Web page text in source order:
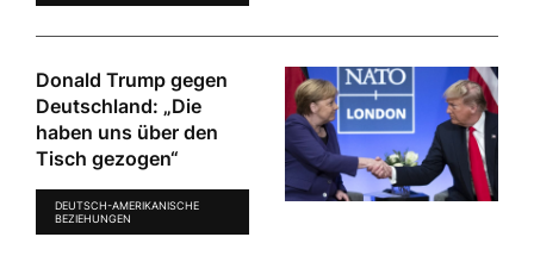
Donald Trump gegen
Deutschland: „Die
haben uns über den
Tisch gezogen“
DEUTSCH-AMERIKANISCHE
BEZIEHUNGEN